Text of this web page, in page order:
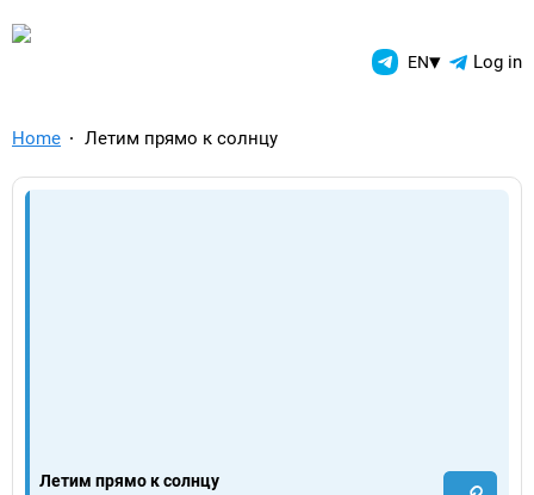
TelegramAds.com — EN▾ Log in
Home Летим прямо к солнцу
Летим прямо к солнцу